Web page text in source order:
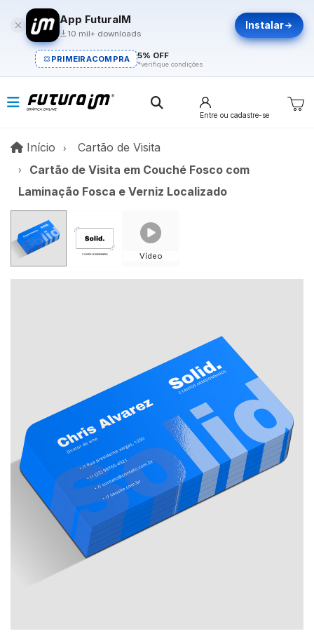
App FuturaIM
10 mil+ downloads
Instalar
PRIMEIRACOMPRA 5% OFF
*verifique condições
Entre ou cadastre-se
Início InícioCartão de Visita
Cartão de Visita em Couché Fosco com
Laminação Fosca e Verniz Localizado
Vídeo